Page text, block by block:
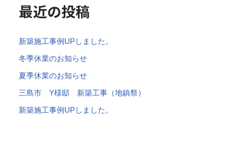
最近の投稿
新築施工事例UPしました。
冬季休業のお知らせ
夏季休業のお知らせ
三島市 Y様邸 新築工事（地鎮祭）
新築施工事例UPしました。